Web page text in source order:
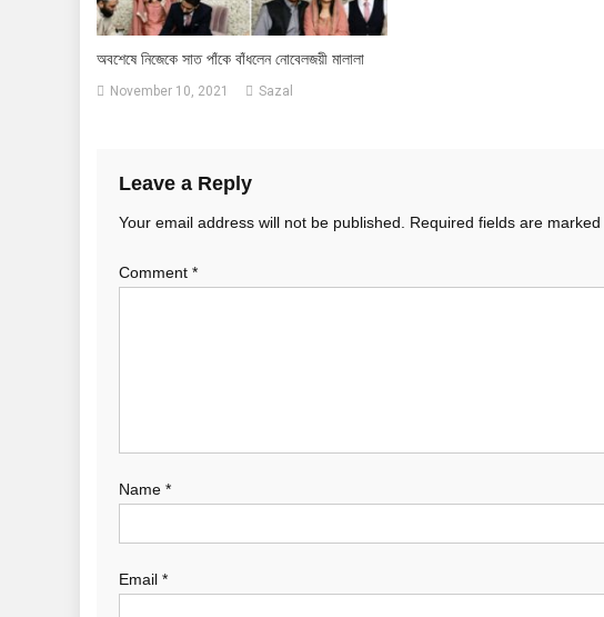
অবশেষে নিজেকে সাত পাঁকে বাঁধলেন নোবেলজয়ী মালালা
November 10, 2021 Sazal
Leave a Reply
Your email address will not be published. Required fields are marked
Comment *
Name *
Email *